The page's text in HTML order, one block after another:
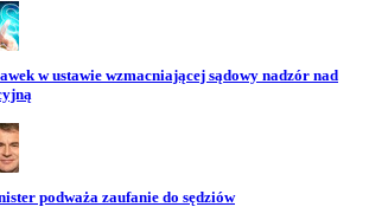
w ustawie wzmacniającej sądowy nadzór nad
podważa zaufanie do sędziów